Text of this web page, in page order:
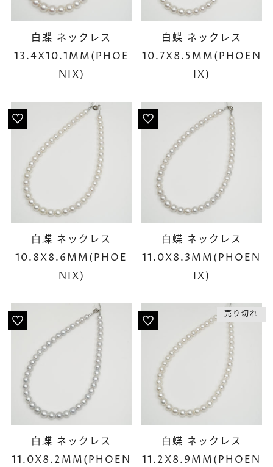
白蝶 ネックレス
13.4X10.1MM(PHOE
NIX)
白蝶 ネックレス
10.7X8.5MM(PHOEN
IX)
白蝶 ネックレス
10.8X8.6MM(PHOE
NIX)
白蝶 ネックレス
11.0X8.3MM(PHOEN
IX)
白蝶 ネックレス
11.0X8.2MM(PHOEN
売り切れ
白蝶 ネックレス
11.2X8.9MM(PHOEN